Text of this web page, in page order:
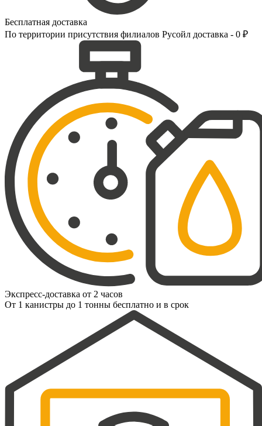
Бесплатная доставка
По территории присутствия филиалов Русойл доставка - 0 ₽
Экспресс-доставка от 2 часов
От 1 канистры до 1 тонны бесплатно и в срок